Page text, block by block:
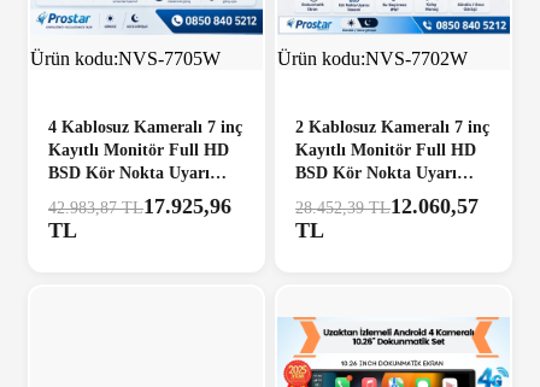
ÜCRETSİZ KARGO%58
Ürün kodu:NVS-7705W
4 Kablosuz Kameralı 7 inç
Kayıtlı Monitör Full HD
BSD Kör Nokta Uyarı
Sistemli Tak Kullan
Kamera Seti
42.983,87 TL17.925,96
TL
ÜCRETSİZ KARGO%58
Ürün kodu:NVS-7702W
2 Kablosuz Kameralı 7 inç
Kayıtlı Monitör Full HD
BSD Kör Nokta Uyarı
Sistemli Tak Kullan
Kamera Seti
28.452,39 TL12.060,57
TL